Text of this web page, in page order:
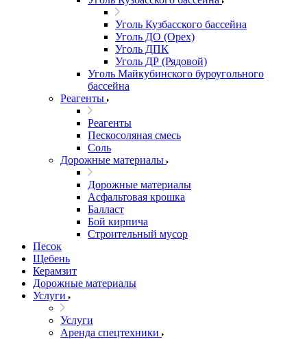
Уголь Кузбасского бассейна
Уголь ДО (Орех)
Уголь ДПК
Уголь ДР (Рядовой)
Уголь Майкубинского буроугольного
бассейна
Реагенты
Реагенты
Пескосоляная смесь
Соль
Дорожные материалы
Дорожные материалы
Асфальтовая крошка
Балласт
Бой кирпича
Строительный мусор
Песок
Щебень
Керамзит
Дорожные материалы
Услуги
Услуги
Аренда спецтехники